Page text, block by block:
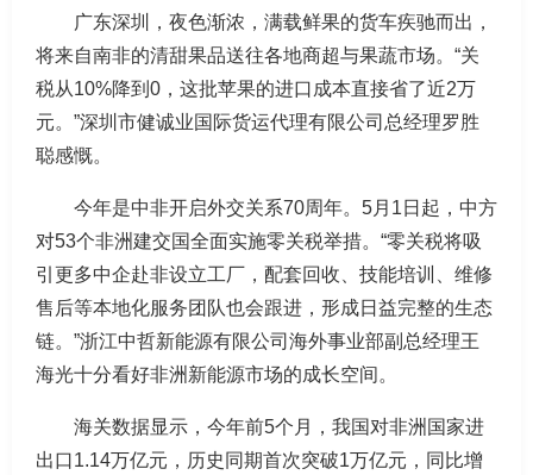
广东深圳，夜色渐浓，满载鲜果的货车疾驰而出，
将来自南非的清甜果品送往各地商超与果蔬市场。“关
税从10%降到0，这批苹果的进口成本直接省了近2万
元。”深圳市健诚业国际货运代理有限公司总经理罗胜
聪感慨。
今年是中非开启外交关系70周年。5月1日起，中方
对53个非洲建交国全面实施零关税举措。“零关税将吸
引更多中企赴非设立工厂，配套回收、技能培训、维修
售后等本地化服务团队也会跟进，形成日益完整的生态
链。”浙江中哲新能源有限公司海外事业部副总经理王
海光十分看好非洲新能源市场的成长空间。
海关数据显示，今年前5个月，我国对非洲国家进
出口1.14万亿元，历史同期首次突破1万亿元，同比增